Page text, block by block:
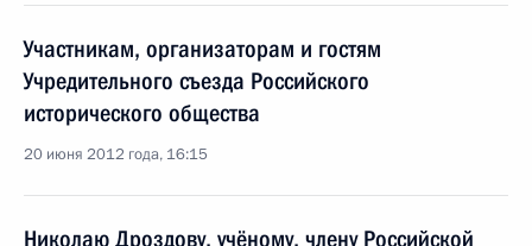
Участникам, организаторам и гостям
Учредительного съезда Российского
исторического общества
20 июня 2012 года, 16:15
Николаю Дроздову, учёному, члену Российской